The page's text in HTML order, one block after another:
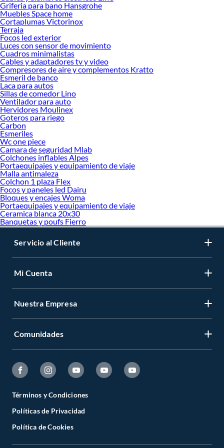
decoración. ¡Visítanos y haz tus ideas realidad!
Griferia para bano Hansgrohe
Muebles Space home
Cortaplumas Victorinox
Terraja
Focos led exterior
Luces con sensor de movimiento
Cuadros minimalistas
Cables y adaptadores tv y video
Compresores de aire y complementos Kratto
Esmeril de banco
Laca para autos
Sillas de comedor Lino
Ventilador para auto
Hervidores Moulinex
Goteros para riego
Carbon
Esmeriles
Wc one piece
Camara de seguridad Mlab
Colchones inflables Alpes
Portaequipajes y equipamiento de viaje
Malla antimaleza
Colchon 1 plaza Flex
Focos y paneles led Dairu
Bloques y encajes Woma
Portaequipajes y equipamiento de viaje
Ceramica blanca 20x30
Banquetas y poufs Fierro
Servicio al Cliente
Mi Cuenta
Nuestra Empresa
Comunidades
Términos y Condiciones
Políticas de Privacidad
Política de Cookies